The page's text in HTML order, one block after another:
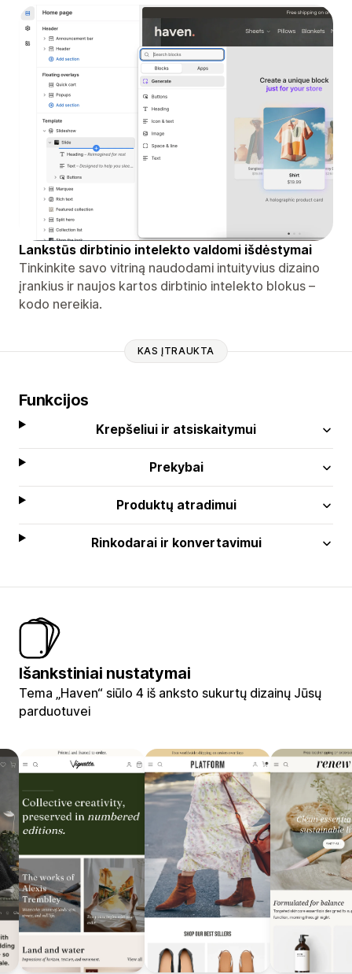
Lankstūs dirbtinio intelekto valdomi išdėstymai
Tinkinkite savo vitriną naudodami intuityvius dizaino
įrankius ir naujos kartos dirbtinio intelekto blokus –
kodo nereikia.
KAS ĮTRAUKTA
Funkcijos
Krepšeliui ir atsiskaitymui
Prekybai
Produktų atradimui
Rinkodarai ir konvertavimui
Išankstiniai nustatymai
Tema „Haven“ siūlo 4 iš anksto sukurtų dizainų Jūsų
parduotuvei